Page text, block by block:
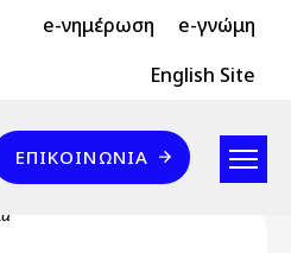
e-νημέρωση e-γνώμη
English Site
ΕΠΙΚΟΙΝΩΝΊΑ